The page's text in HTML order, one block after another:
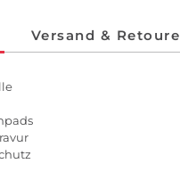
Versand & Retoure